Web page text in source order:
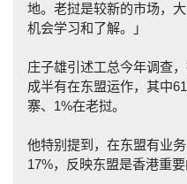
地。老挝是较新的市场，
机会学习和了解。」
庄子雄引述工总今年调查
成半有在东盟运作，其中
寨、1%在老挝。
他特别提到，在东盟有业
17%，反映东盟是香港重要